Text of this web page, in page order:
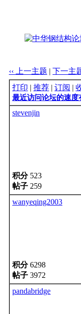
‹‹ 上一主题 | 下一主
打印 | 推荐 | 订阅 |
最近访问论坛的速度
stevenjin
积分523
帖子 259
wanyeqing2003
积分6298
帖子 3972
pandabridge